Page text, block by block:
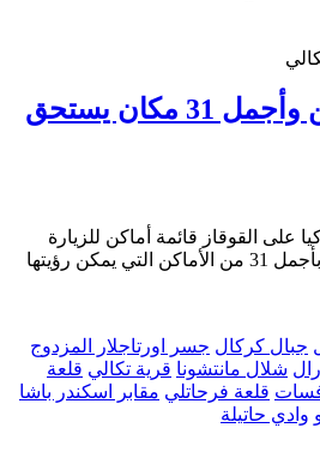
السياحة في أرتوين وأجمل 31 مكان يستحق
على القوقاز قائمة أماكن للزيارة
والسياحة في أرتوين قائمة بأجمل 31 من الأماكن التي يمكن رؤيتها
جبال كركال جسر اورتاجلار المزدوج
شلال مانتشونا قرية تكالي قلعة
قلعة فرحاتلي مقابر اسكندر باشا
وادي حاتيلة